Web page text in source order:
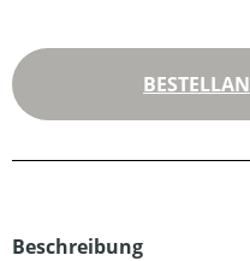
Beschreibung